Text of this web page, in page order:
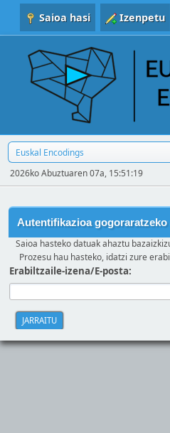
Saioa hasi Izenpetu
Euskal Encodings
2026ko Abuztuaren 07a, 15:51:19
Autentifikazioa gogoraratzeko
Saioa hasteko datuak ahaztu
Prozesu hau hasteko, idatzi zure
Erabiltzaile-izena/E-posta: